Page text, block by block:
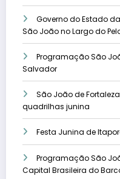
Governo do Estado
São João no Largo do
Programação São
Salvador
São João de
quadrilhas junina
Festa Junina de
Programação São
Capital Brasileira do